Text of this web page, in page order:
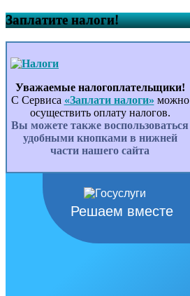
Заплатите налоги!
Уважаемые налогоплательщики!
С Сервиса «Заплати налоги» можно
осуществить оплату налогов.
Вы можете также воспользоваться
удобными кнопками в нижней
части нашего сайта
Решаем вместе